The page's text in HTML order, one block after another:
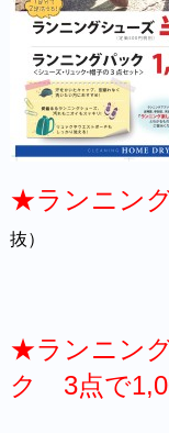
★ランニン
抜）
★ランニン
ク 3点で